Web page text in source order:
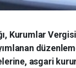
Kurumlar
asgari